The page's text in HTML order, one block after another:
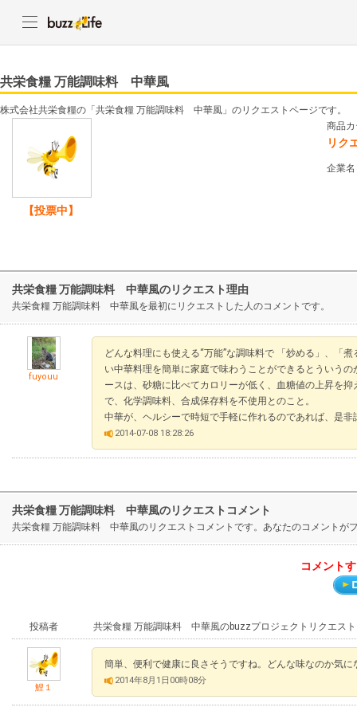
共栄食糧 万能調味料 中華風
株式会社共栄食糧の「共栄食糧 万能調味料 中華風」のリクエストページです。
【投票中】
商品
リク
企業
共栄食糧 万能調味料 中華風のリクエスト理由
共栄食糧 万能調味料 中華風を最初にリクエストした人のコメントです。
fuyouu
どんな料理にも使える“万能”な調味料で 「炒める」、「
い中華料理を簡単に家庭で味わうことができるとういう
ースは、砂糖に比べてカロリーが低く、血糖値の上昇を
で、化学調味料、合成保存料を不使用とのこと。
中華が、ヘルシーで時短で手軽に作れるのであれば、是
2014-07-08 18:28:26
共栄食糧 万能調味料 中華風のリクエストコメント
共栄食糧 万能調味料 中華風のリクエストコメントです。あなたのコメントが
コメント
投稿者 共栄食糧 万能調味料 中華風のbuzzプロジェクトリクエス
鯉１
簡単、便利で健康に良さそうですね。どんな味なのか気
2014年8月1日00時08分